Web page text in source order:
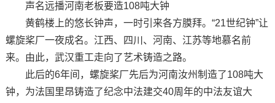
声名远播河南老板要造108吨大钟
黄鹤楼上的悠长钟声，一时引来各方膜拜。“21世纪钟”让
螺旋桨厂一夜成名。江西、四川、河南、江苏等地慕名前
来。由此，武汉重工走向了艺术铸造之路。
此后的6年间，螺旋桨厂先后为河南汝州制造了108吨大
钟，为法国里昂铸造了纪念中法建交40周年的中法友谊大